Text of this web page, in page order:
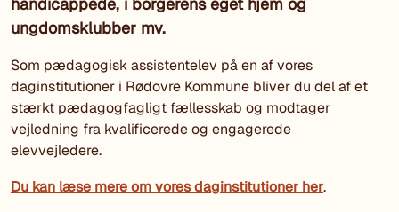
ungdomsklubber mv.
Som pædagogisk assistentelev på en af vores
daginstitutioner i Rødovre Kommune bliver du del af et
stærkt pædagogfagligt fællesskab og modtager
vejledning fra kvalificerede og engagerede
elevvejledere.
Du kan læse mere om vores daginstitutioner her.